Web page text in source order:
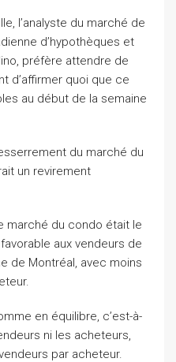
l’analyste du marché de
d’hypothèques et
préfère attendre de
d’affirmer quoi que ce
au début de la semaine
du marché du
un revirement
marché du condo était le
aux vendeurs de
de Montréal, avec moins
en équilibre, c’est-à-
ni les acheteurs,
par acheteur.